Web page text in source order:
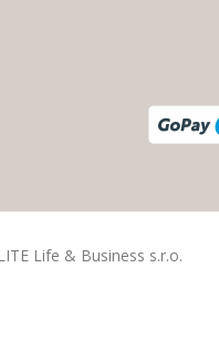
Life & Business s.r.o.